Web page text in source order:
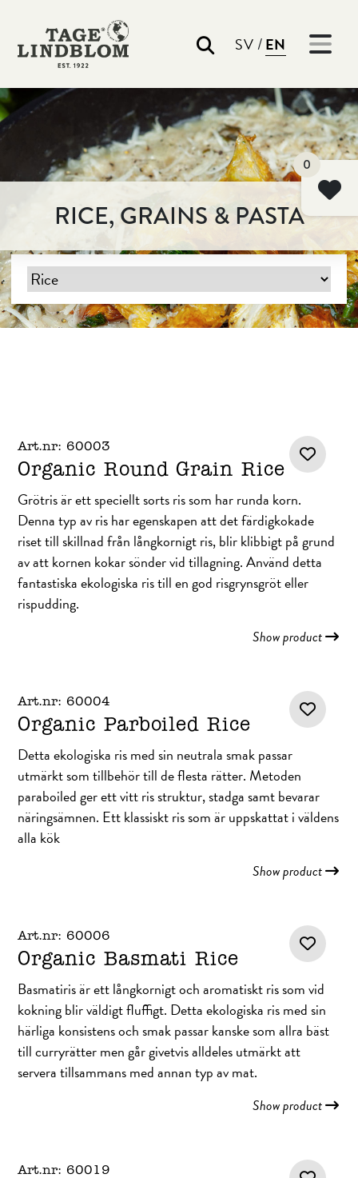
0
SV/EN
RICE, GRAINS & PASTA
Art.nr: 60003
Organic Round Grain Rice
Grötris är ett speciellt sorts ris som har runda korn.
Denna typ av ris har egenskapen att det färdigkokade
riset till skillnad från långkornigt ris, blir klibbigt på grund
av att kornen kokar sönder vid tillagning. Använd detta
fantastiska ekologiska ris till en god risgrynsgröt eller
rispudding.
Show product
Art.nr: 60004
Organic Parboiled Rice
Detta ekologiska ris med sin neutrala smak passar
utmärkt som tillbehör till de flesta rätter. Metoden
paraboiled ger ett vitt ris struktur, stadga samt bevarar
näringsämnen. Ett klassiskt ris som är uppskattat i väldens
alla kök
Show product
Art.nr: 60006
Organic Basmati Rice
Basmatiris är ett långkornigt och aromatiskt ris som vid
kokning blir väldigt fluffigt. Detta ekologiska ris med sin
härliga konsistens och smak passar kanske som allra bäst
till curryrätter men går givetvis alldeles utmärkt att
servera tillsammans med annan typ av mat.
Show product
Art.nr: 60019